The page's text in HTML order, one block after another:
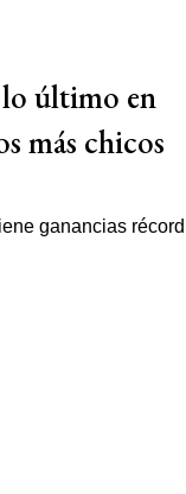
último en
más chicos